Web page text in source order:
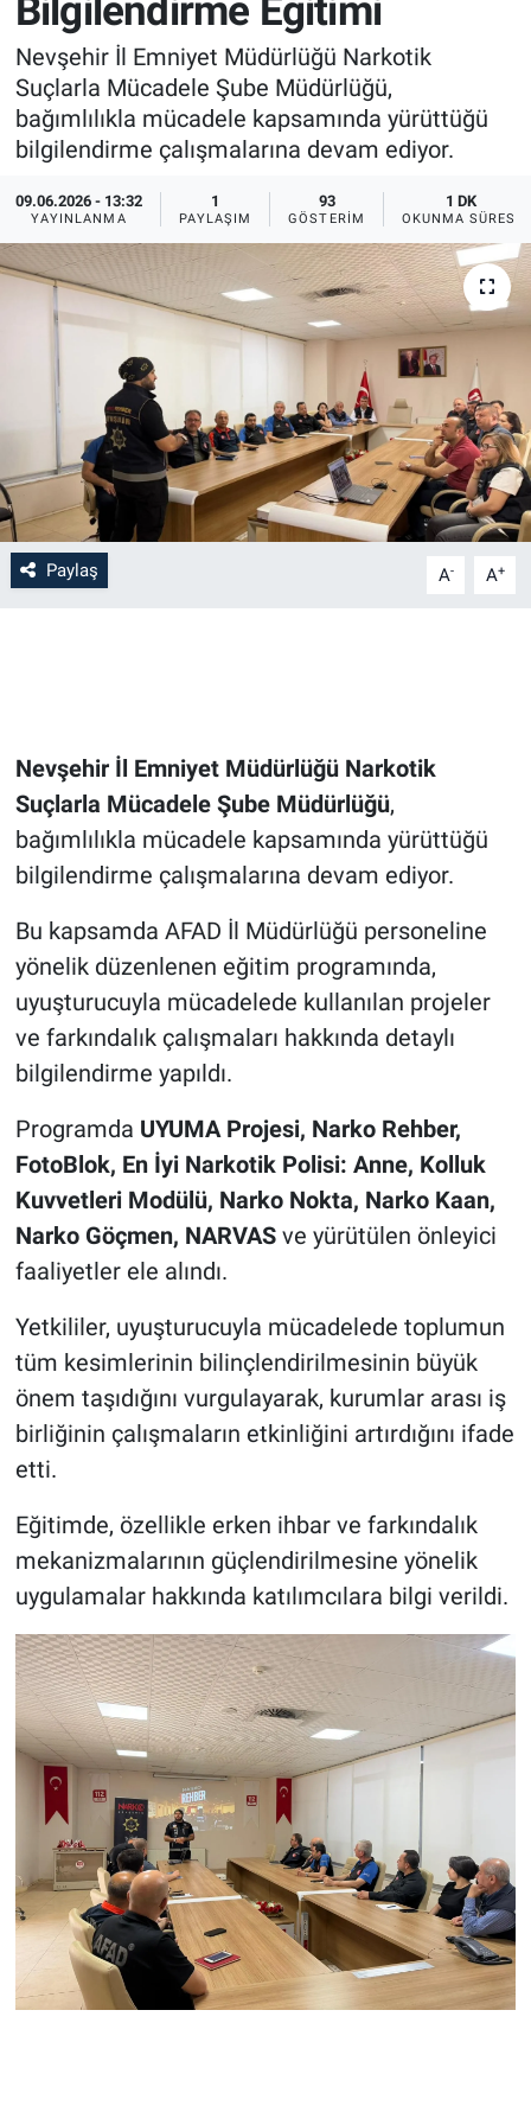
Bilgilendirme Eğitimi
Nevşehir İl Emniyet Müdürlüğü Narkotik
Suçlarla Mücadele Şube Müdürlüğü,
bağımlılıkla mücadele kapsamında yürüttüğü
bilgilendirme çalışmalarına devam ediyor.
09.06.2026 - 13:32
YAYINLANMA
1
PAYLAŞIM
93
GÖSTERIM
1 DK
OKUNMA SÜRESI
Paylaş A- A+
Nevşehir İl Emniyet Müdürlüğü Narkotik
Suçlarla Mücadele Şube Müdürlüğü,
bağımlılıkla mücadele kapsamında yürüttüğü
bilgilendirme çalışmalarına devam ediyor.
Bu kapsamda AFAD İl Müdürlüğü personeline
yönelik düzenlenen eğitim programında,
uyuşturucuyla mücadelede kullanılan projeler
ve farkındalık çalışmaları hakkında detaylı
bilgilendirme yapıldı.
Programda UYUMA Projesi, Narko Rehber,
FotoBlok, En İyi Narkotik Polisi: Anne, Kolluk
Kuvvetleri Modülü, Narko Nokta, Narko Kaan,
Narko Göçmen, NARVASve yürütülen önleyici
faaliyetler ele alındı.
Yetkililer, uyuşturucuyla mücadelede toplumun
tüm kesimlerinin bilinçlendirilmesinin büyük
önem taşıdığını vurgulayarak, kurumlar arası iş
birliğinin çalışmaların etkinliğini artırdığını ifade
etti.
Eğitimde, özellikle erken ihbar ve farkındalık
mekanizmalarının güçlendirilmesine yönelik
uygulamalar hakkında katılımcılara bilgi verildi.
Sağlık
Yerel
Genel
Asayiş
İlan - Duyuru- Mesaj
Türkiye Gündemi
Sizden Gelenler
Yaşam
Sağlık
Kültür
3.Sayfa
Medya
Bilim-Tek
Kayseri
Niğde
Aksaray
Kırşehir
Yerel
Genel
Asayiş
Kültür - Sanat
Politika
Magazin
Çevre
Haberde İnsan
İlan - Duyuru- Mesaj
Türkiye Gündemi
Sizden Gelenler